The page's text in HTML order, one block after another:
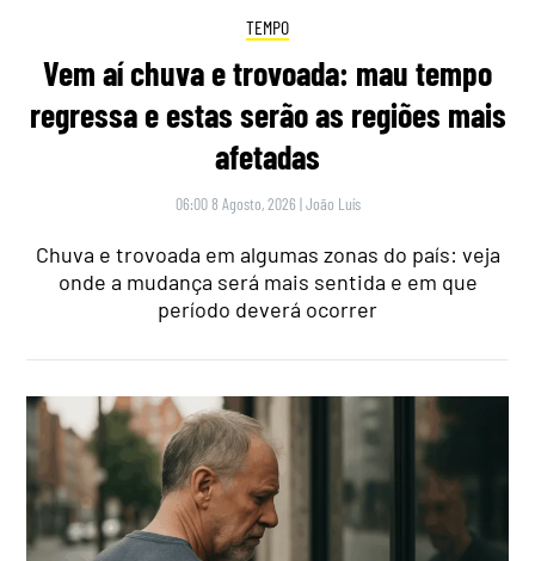
TEMPO
Vem aí chuva e trovoada: mau tempo
regressa e estas serão as regiões mais
afetadas
06:00 8 Agosto, 2026 |João Luís
Chuva e trovoada em algumas zonas do país: veja
onde a mudança será mais sentida e em que
período deverá ocorrer